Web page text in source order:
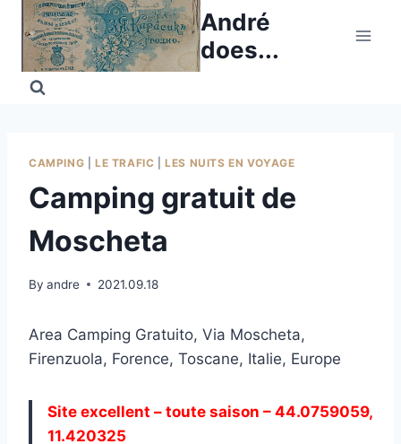
Skip
content
André
does...
CAMPING LE TRAFIC |LES NUITS EN VOYAGE
Camping gratuit de
Moscheta
By andre 2021.09.18
Area Camping Gratuito, Via Moscheta,
Firenzuola, Forence, Toscane, Italie, Europe
Site excellent – toute saison – 44.0759059,
11.420325